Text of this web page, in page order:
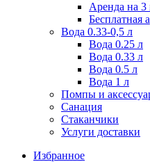
Аренда на 3
Бесплатная
Вода 0.33-0,5 л
Вода 0.25 л
Вода 0.33 л
Вода 0.5 л
Вода 1 л
Помпы и
Санация
Стаканчики
Услуги доставки
Избранное